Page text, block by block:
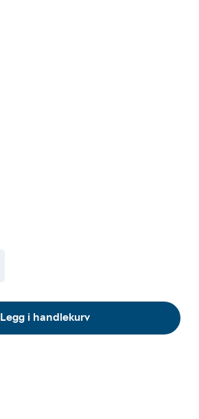
Legg i handlekurv